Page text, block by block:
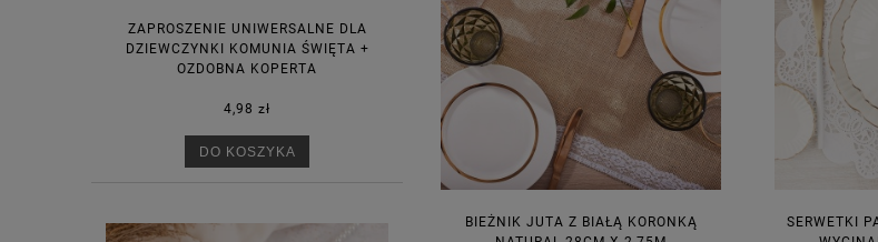
ZAPROSZENIE UNIWERSALNE DLA
DZIEWCZYNKI KOMUNIA ŚWIĘTA +
OZDOBNA KOPERTA
4,98 zł
DO KOSZYKA
BIEŻNIK JUTA Z BIAŁĄ KORONKĄ
SERWETKI